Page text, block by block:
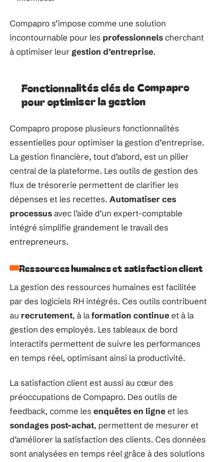
Compapro s’impose comme une solution
incontournable pour les professionnelscherchant
à optimiser leur gestion d’entreprise.
Fonctionnalités clés de Compapro
pour optimiser la gestion
Compapro propose plusieurs fonctionnalités
essentielles pour optimiser la gestion d’entreprise.
La gestion financière, tout d’abord, est un pilier
central de la plateforme. Les outils de gestion des
flux de trésorerie permettent de clarifier les
dépenses et les recettes. Automatiser ces
processusavec l’aide d’un expert-comptable
intégré simplifie grandement le travail des
entrepreneurs.
Ressources humaines et satisfaction client
La gestion des ressources humaines est facilitée
par des logiciels RH intégrés. Ces outils contribuent
au recrutement, à laformation continueet à la
gestion des employés. Les tableaux de bord
interactifs permettent de suivre les performances
en temps réel, optimisant ainsi la productivité.
La satisfaction client est aussi au cœur des
préoccupations de Compapro. Des outils de
feedback, comme les enquêtes en ligneet les
sondages post-achat, permettent de mesurer et
d’améliorer la satisfaction des clients. Ces données
sont analysées en temps réel grâce à des solutions